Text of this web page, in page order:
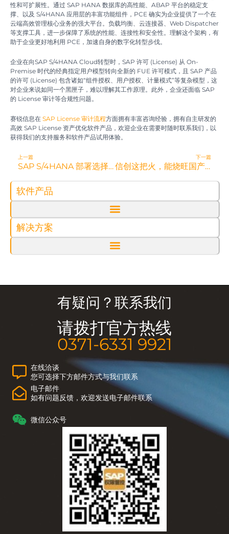
性和可扩展性。通过 SAP HANA 数据库的高性能、ABAP 平台的稳定支
撑、以及 S/4HANA 应用层的丰富功能组件，PCE 确实为企业提供了一个在
云端高效管理核心业务的强大平台。负载均衡、云连接器、Web Dispatcher
等支撑工具，进一步保障了系统的性能、连接性和安全性。理解这个架构，有
助于企业更好地利用 PCE，加速自身的数字化转型步伐。
企业在向SAP S/4HANA Cloud转型时，SAP 许可 (License) 从 On-
Premise 时代的经典指定用户模型转向全新的 FUE 许可模式，且 SAP 产品
的许可 (License) 包含诸如“组件授权、用户授权、计量模式”等复杂模型，这
对企业来说如同一个黑匣子，难以理解其工作原理。此外，企业还面临 SAP
的 License 审计等合规性问题。
赛锐信息在 SAP License 审计流程方面拥有丰富咨询经验，拥有自主研发的
高效 SAP License 资产优化软件产品，欢迎企业在需要时随时联系我们，以
获得我们的支持服务和软件产品试用体验。
Prev
上一篇
SAP S/4HANA 部署选择：公有云、私有云、本地版，哪个适合？
下一篇
信创这把火，能烧旺国产软件出海之路吗？
软件产品
解决方案
有疑问？联系我们
请拨打官方热线
0371-6331 9921
在线洽谈
您可选择下方邮件方式与我们联系
电子邮件
如有问题反馈，欢迎发送电子邮件联系
微信公众号